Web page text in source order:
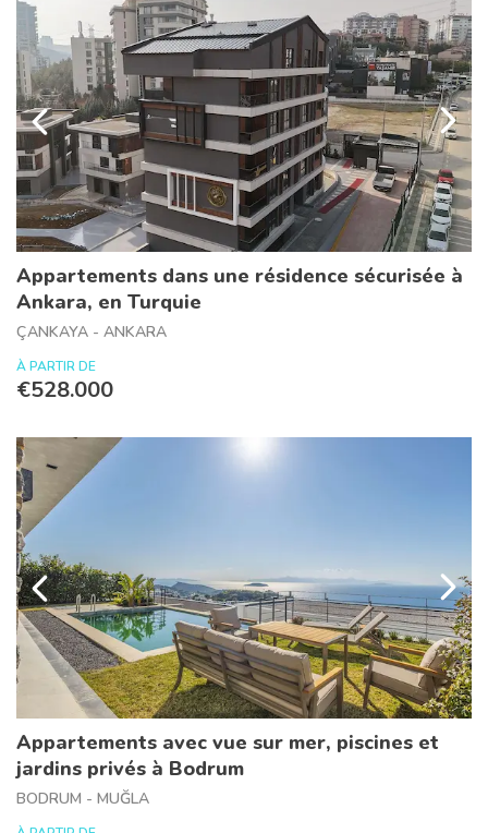
Appartements dans une résidence sécurisée à
Ankara, en Turquie
ÇANKAYA - ANKARA
À PARTIR DE
€528.000
Appartements avec vue sur mer, piscines et
jardins privés à Bodrum
BODRUM - MUĞLA